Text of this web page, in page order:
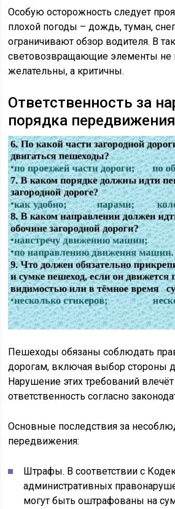
Особую осторожность следует
плохой погоды – дождь, туман,
ограничивают обзор водителя. В
световозвращающие элементы не
желательны, а критичны.
Ответственность за
порядка передвижения
Пешеходы обязаны соблюдать
дорогам, включая выбор стороны
Нарушение этих требований
ответственность согласно
Основные последствия за
передвижения:
Штрафы. В соответствии с
административных
могут быть оштрафованы на